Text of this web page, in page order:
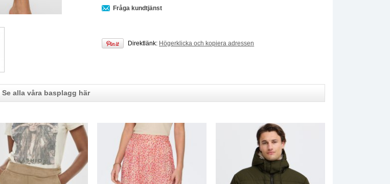
Fråga kundtjänst
Direktlänk: Högerklicka och kopiera adressen
Se alla våra basplagg här